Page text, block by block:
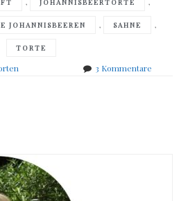
JOHANNISBEERTORTE
JOHANNISBEEREN , SAHNE ,
TORTE
3 Kommentarezu